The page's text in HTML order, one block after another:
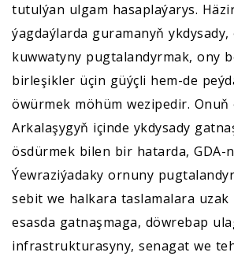
tutulýan ulgam hasaplaýarys.
ýagdaýlarda guramanyň
kuwwatyny pugtalandyrmak, ony
birleşikler üçin güýçli hem-de
öwürmek möhüm wezipedir. Onuň
Arkalaşygyň içinde ykdysady
ösdürmek bilen bir hatarda, GDA-
Ýewraziýadaky ornuny
sebit we halkara taslamalara uzak
esasda gatnaşmaga, döwrebap
infrastrukturasyny, senagat we